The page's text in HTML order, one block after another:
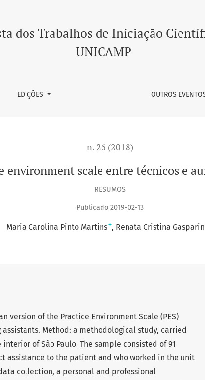
técnicos e auxiliares de enfermagem
dos Trabalhos de Iniciação
UNICAMP
EDIÇÕES OUTROS
n. 26 (2018)
environment scale entre técnicos e
RESUMOS
Publicado 2019-02-13
Maria Carolina Pinto Martins+ Renata Cristina
version of the Practice Environment Scale (PES)
Method: a methodological study, carried
of São Paulo. The sample consisted of 91
assistance to the patient and who worked in the unit
collection, a personal and professional